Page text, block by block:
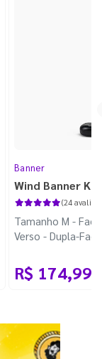
Banner
Wind Banner
(24
Tamanho M -
Verso - Dupla-
R$ 174,99